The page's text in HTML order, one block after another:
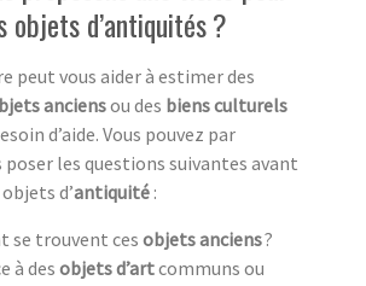
objets d’antiquités ?
peut vous aider à estimer des
anciensou des biens culturels
d’aide. Vous pouvez par
poser les questions suivantes avant
d’antiquité :
se trouvent ces objets anciens?
à des objets d’artcommuns ou